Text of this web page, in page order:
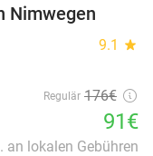
Nimwegen
9.1 star
Regulär 176€
91€
an lokalen Gebühren